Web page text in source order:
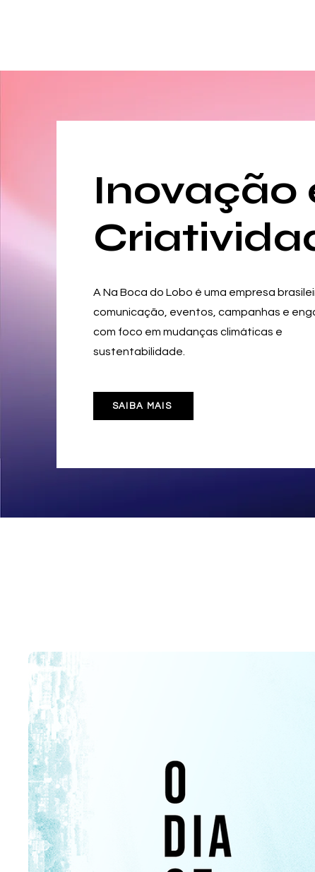
Inovação
A Na Boca do Lobo é uma empresa
comunicação, eventos, campanhas e
com foco em mudanças climáticas e
sustentabilidade.
SAIBA MAIS